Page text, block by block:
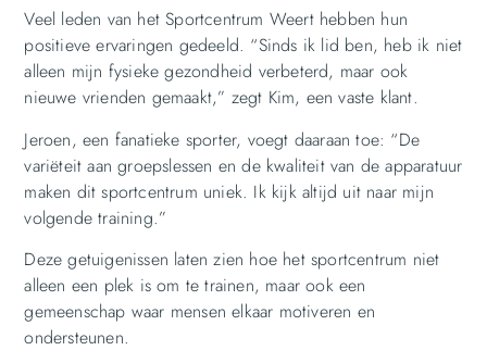
Veel leden van het Sportcentrum Weert hebben hun
positieve ervaringen gedeeld. “Sinds ik lid ben, heb ik niet
alleen mijn fysieke gezondheid verbeterd, maar ook
nieuwe vrienden gemaakt,” zegt Kim, een vaste klant.
Jeroen, een fanatieke sporter, voegt daaraan toe: “De
variëteit aan groepslessen en de kwaliteit van de apparatuur
maken dit sportcentrum uniek. Ik kijk altijd uit naar mijn
volgende training.”
Deze getuigenissen laten zien hoe het sportcentrum niet
alleen een plek is om te trainen, maar ook een
gemeenschap waar mensen elkaar motiveren en
ondersteunen.